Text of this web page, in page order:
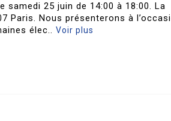
samedi 25 juin de 14:00 à 18:00. La
Paris. Nous présenterons à
élec.. Voir plus